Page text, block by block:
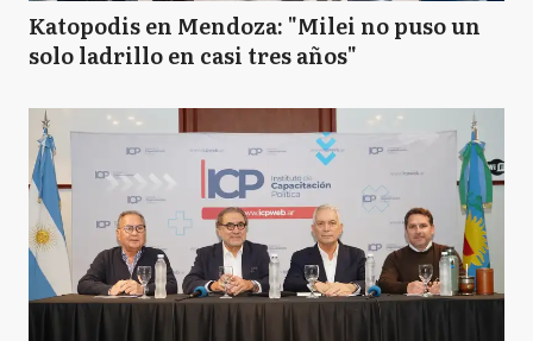
Katopodis en Mendoza: "Milei no puso un
solo ladrillo en casi tres años"